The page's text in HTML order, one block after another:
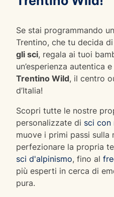
Se stai programmando
Trentino, che tu decida di
gli sci, regala ai tuoi
un’esperienza autentica
Trentino Wild, il centro
d’Italia!
Scopri tutte le nostre
personalizzate di sci con
muove i primi passi sulla
perfezionare la propria
sci d'alpinismo, fino al
più esperti in cerca di
pura.